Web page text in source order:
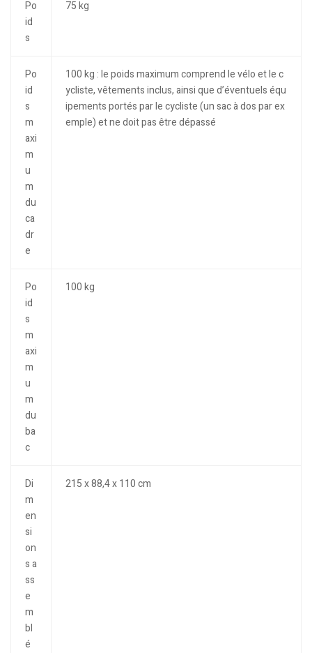
Po
id
s
75 kg
Po
id
s
m
axi
m
u
m
du
ca
dr
e
100 kg : le poids maximum comprend le vélo et le c
ycliste, vêtements inclus, ainsi que d’éventuels équ
ipements portés par le cycliste (un sac à dos par ex
emple) et ne doit pas être dépassé
Po
id
s
m
axi
m
u
m
du
ba
c
100 kg
Di
m
en
si
on
s a
ss
e
m
bl
é
215 x 88,4 x 110 cm